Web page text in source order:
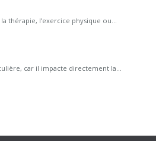
thérapie, l’exercice physique ou...
car il impacte directement la...